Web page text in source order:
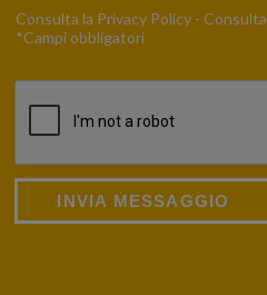
Consulta la Privacy Policy -
*Campi obbligatori
INVIA MESSAGGIO